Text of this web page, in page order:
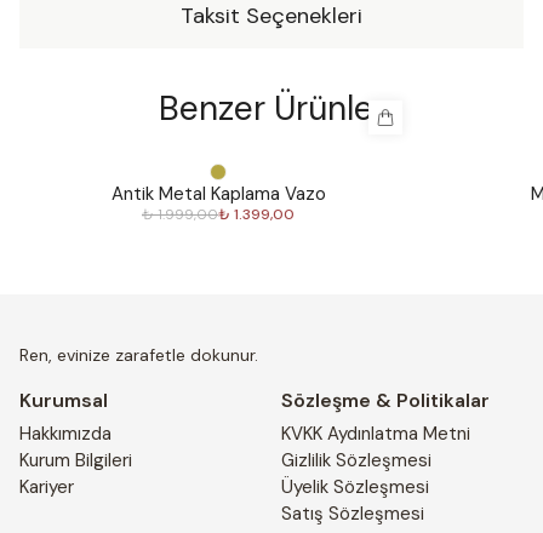
Taksit Seçenekleri
Benzer Ürünler
Antik Metal Kaplama Vazo
₺ 1.999,00₺ 1.399,00
Ren, evinize zarafetle dokunur.
Kurumsal
Hakkımızda
Kurum Bilgileri
Kariyer
Sözleşme & Politikalar
KVKK Aydınlatma Metni
Gizlilik Sözleşmesi
Üyelik Sözleşmesi
Satış Sözleşmesi